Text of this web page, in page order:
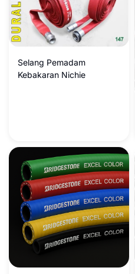
Selang Pemadam
Kebakaran Nichie